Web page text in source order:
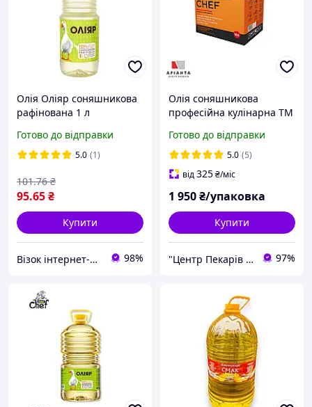
Олія Оліяр соняшникова
рафінована 1 л
Готово до відправки
5.0 (1)
95.65₴
101.76 ₴
Купити
Візок інтернет-магазин 98%
Олія соняшникова
професійна кулінарна TM
Готово до відправки
5.0 (5)
від325₴/міс
1 950₴/упаковка
Купити
"Центр Пекарів "АРІАНТА" ТзОВ 97%